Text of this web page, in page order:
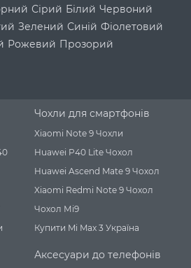
Сірий Білий Червоний
Зелений Синій Фіолетовий
Рожевий Прозорий
Чохли для смартфонів
Xiaomi Note 9 Чохли
Huawei P40 Lite Чохол
Huawei Ascend Mate 9 Чохол
Xiaomi Redmi Note 9 Чохол
Чохол Мі9
Купити Mi Max 3 Україна
Аксесуари до телефонів